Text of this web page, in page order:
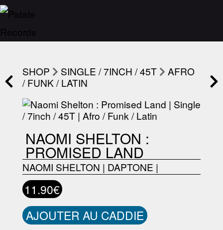
SHOP SINGLE / 7INCH / 45T
AFRO
/ FUNK / LATIN
NAOMI SHELTON :
PROMISED LAND
NAOMI SHELTON | DAPTONE |
11.90€
AJOUTER AU CADDIE